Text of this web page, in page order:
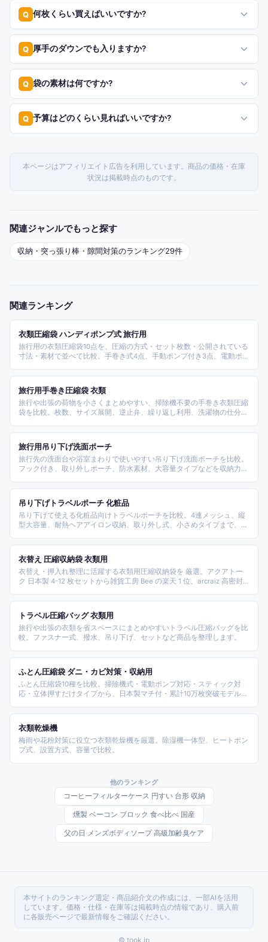
Q 何枚くらい買えばいいですか?
Q 厚手のダウンでも入りますか?
Q 袋の素材は何ですか?
Q 予算はどのくらい見ればいいですか?
本ページはアフィリエイト広告を利用しています。商品の価格・在庫
状況は掲載時点のものです。
関連ジャンルでもっと探す
収納・突っ張り棒・隙間対策のランキング29件
関連ランキング
衣類圧縮袋 ハンディポンプ式 旅行用
旅行用の衣類圧縮袋10点を、圧縮の方式・セット枚数・公開されている
寸法・素材で並べて比較。手巻き式4点、手動ポンプ付き3点、電動ポン
3,980円まで。寸法を公開しているのは2点だけという実情も含めて整理
しました。
旅行用手巻き圧縮袋 衣類
旅行や出張の荷物を小さくまとめやすい、掃除機不要の手巻き衣類圧縮
袋を比較。枚数、サイズ展開、逆止弁、繰り返し利用、洗濯物の仕分け
旅行用吊り下げ洗面ポーチ
旅行先の洗面台や浴室まわりで使いやすい吊り下げ洗面ポーチを比較。
フック付き、取り外しポーチ、防水素材、大容量タイプなどを収納力と
吊り下げトラベルポーチ 化粧品
吊り下げて使える化粧品向けトラベルポーチを比較。4連メッシュ、縦
型大容量、耐熱ヘアアイロン収納、取り外し式、小さめタイプまで、旅
グです。
衣替え 圧縮収納袋 衣類用
衣替え・押入れ整理に活躍する衣類用圧縮収納袋を 厳選。アクアトー
ク 日本製 4-12 枚セットから雑貨工房 Bee の楽天 1 位、arcraiz 高密封
ズ・密封構造・操作方式で比較したランキング。
トラベル圧縮バッグ 衣類用
旅行や出張の衣類を省スペースにまとめやすいトラベル圧縮バッグを比
較。ファスナー式、撥水、吊り下げ、セットなど商品を整理します。
ふとん圧縮袋 ダニ・カビ対策・収納用
ふとん圧縮袋10種を比較。掃除機式・電動ポンプ対応・スティック対
応・立体押すだけタイプから、日本製マチ付・累計10万枚突破モデルま
衣類乾燥機
梅雨や花粉対策に役立つ衣類乾燥機を厳選。除湿機一体型、ヒートポン
プ式、設置方式、容量で比較。
他のランキング
コーヒーフィルターケース 円すい 台形 収納
燻製 ベーコン ブロック 食べ比べ 国産
父の日 メンズボディソープ 高級加齢臭ケア
本サイトのランキング選定・商品紹介文の作成には、一部AIを活用
しています。価格・仕様・在庫等は掲載時点の情報であり、購入前
に各販売ページで最新情報をご確認ください。
© took.jp